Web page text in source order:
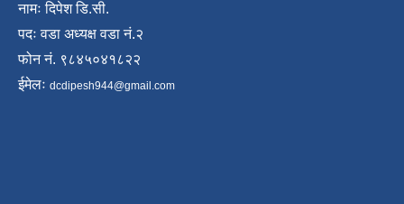
नामः दिपेश डि.सी.
पदः वडा अध्यक्ष वडा नं.२
फोन नं. ९८४५०४१८२२
ईमेलः dcdipesh944@gmail.com